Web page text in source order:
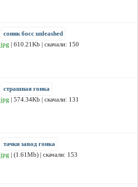
соник босс unleashed
jpg | 610.21Kb | скачали: 150
страшная гонка
jpg | 574.34Kb | скачали: 131
тачки завод гонка
jpg | (1.61Mb) | скачали: 153